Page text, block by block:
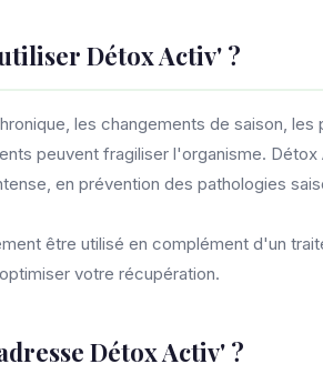
Détox Activ' ?
les changements de saison,
peuvent fragiliser l'organisme.
en prévention des pathologies
être utilisé en complément d'un
votre récupération.
Détox Activ' ?